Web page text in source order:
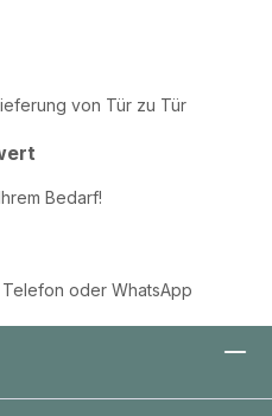
von Tür zu Tür
Bedarf!
oder WhatsApp